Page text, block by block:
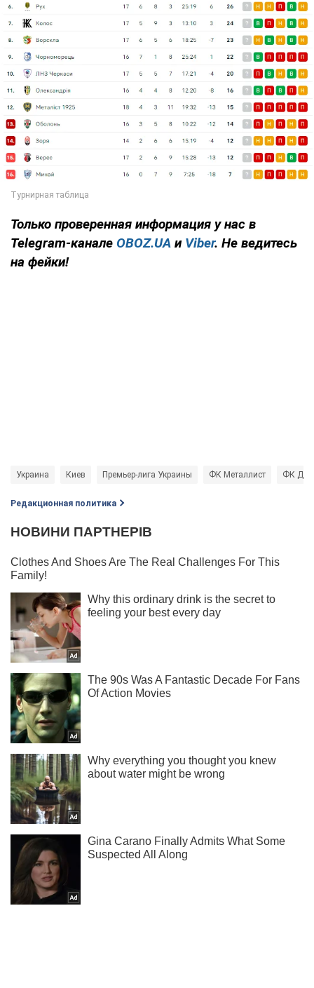
Только проверенная информация у нас в
Telegram-канале OBOZ.UA и Viber. Не ведитесь
на фейки!
Украина Киев Премьер-лига Украины ФК Металлист ФК
Редакционная политика